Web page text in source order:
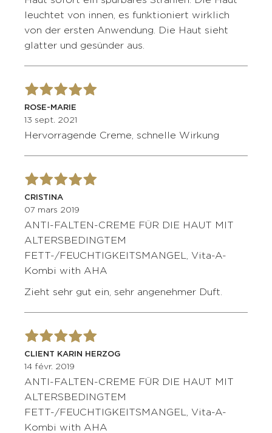
leuchtet von innen, es funktioniert wirklich
von der ersten Anwendung. Die Haut sieht
glatter und gesünder aus.
ROSE-MARIE
13 sept. 2021
Hervorragende Creme, schnelle Wirkung
CRISTINA
07 mars 2019
ANTI-FALTEN-CREME FÜR DIE HAUT MIT
ALTERSBEDINGTEM
FETT-/FEUCHTIGKEITSMANGEL, Vita-A-
Kombi with AHA
Zieht sehr gut ein, sehr angenehmer Duft.
CLIENT KARIN HERZOG
14 févr. 2019
ANTI-FALTEN-CREME FÜR DIE HAUT MIT
ALTERSBEDINGTEM
FETT-/FEUCHTIGKEITSMANGEL, Vita-A-
Kombi with AHA